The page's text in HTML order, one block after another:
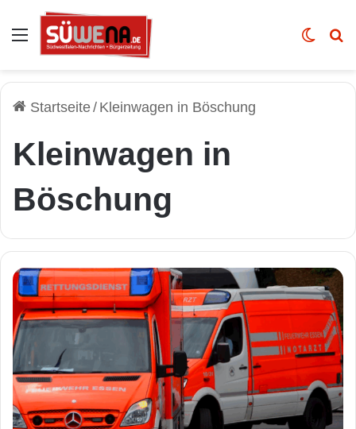
Auswahl Skin
Startseite/ Kleinwagen in Böschung
Kleinwagen in
Böschung